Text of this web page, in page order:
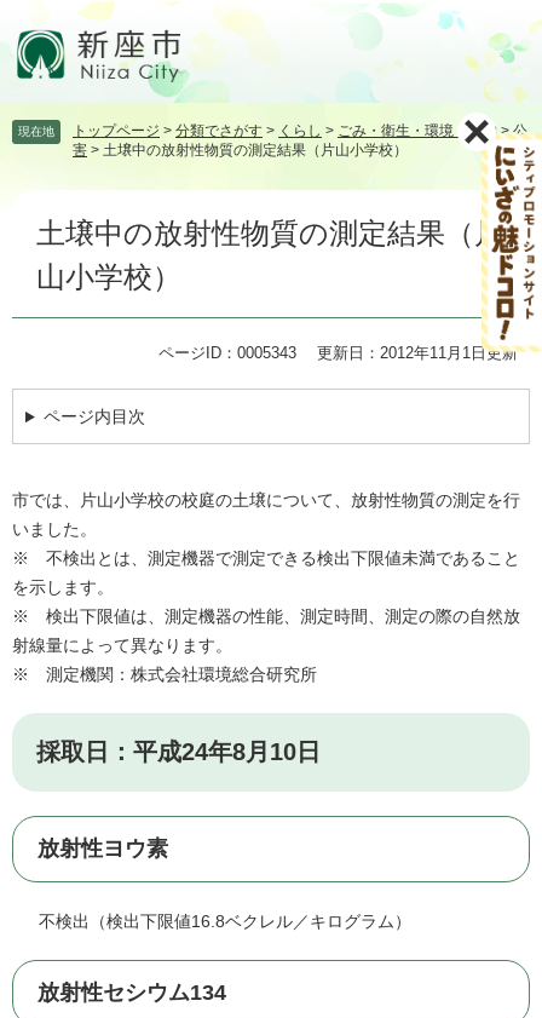
頭飛 現在地 トップページ > 分類でさがす > くらし > ごみ・衛生・環境・動物 >公
害 > 土壌中の放射性物質の測定結果（片山小学校）
土壌中の放射性物質の測定結果（片
山小学校）
ページID：0005343 更新日：2012年11月1日更新
ページ内目次
市では、片山小学校の校庭の土壌について、放射性物質の測定を行
いました。
※ 不検出とは、測定機器で測定できる検出下限値未満であること
を示します。
※ 検出下限値は、測定機器の性能、測定時間、測定の際の自然放
射線量によって異なります。
※ 測定機関：株式会社環境総合研究所
採取日：平成24年8月10日
放射性ヨウ素
不検出（検出下限値16.8ベクレル／キログラム）
放射性セシウム134